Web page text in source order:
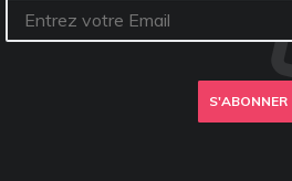
S'ABONNER